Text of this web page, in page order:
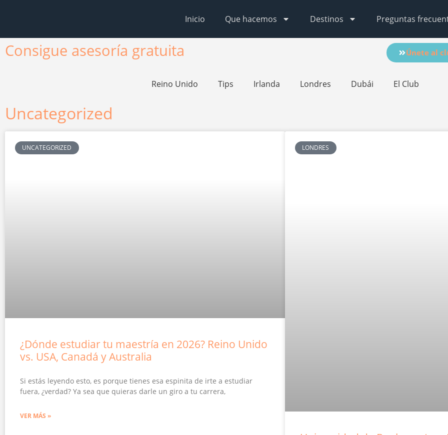
Inicio Que hacemos Destinos Preguntas
Consigue asesoría gratuita Únete al
Reino Unido Tips Irlanda Londres Dubái El Club
Uncategorized
UNCATEGORIZED
¿Dónde estudiar tu maestría en 2026? Reino Unido
vs. USA, Canadá y Australia
Si estás leyendo esto, es porque tienes esa espinita de irte a estudiar
fuera, ¿verdad? Ya sea que quieras darle un giro a tu carrera,
VER MÁS »
LONDRES